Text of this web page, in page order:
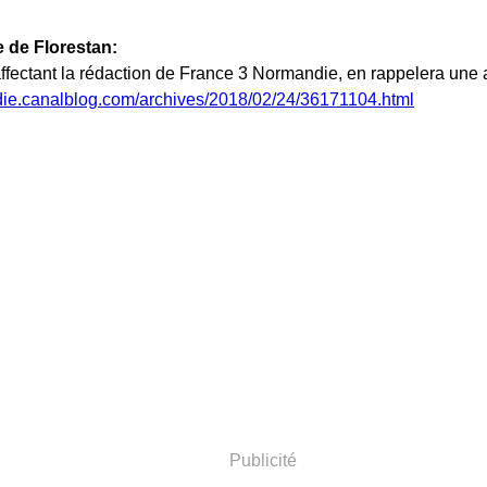
de Florestan:
la rédaction de France 3 Normandie, en rappelera une
archives/2018/02/24/36171104.html
Publicité